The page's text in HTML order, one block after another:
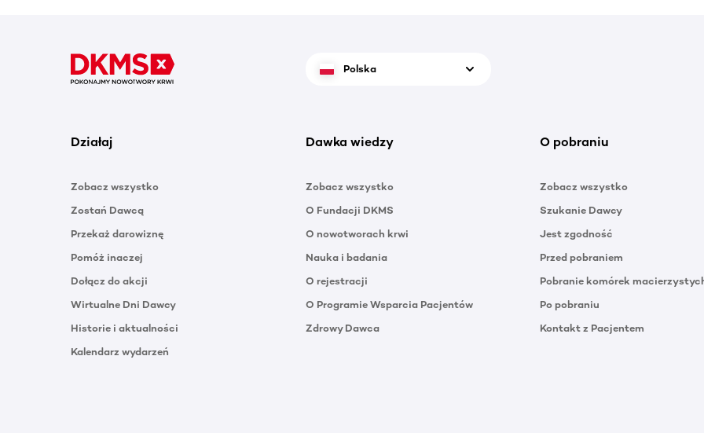
Polska
Działaj
Zobacz wszystko
Zostań Dawcą
Przekaż darowiznę
Pomóż inaczej
Dołącz do akcji
Wirtualne Dni Dawcy
Historie i aktualności
Kalendarz wydarzeń
Dawka wiedzy
Zobacz wszystko
O Fundacji DKMS
O nowotworach krwi
Nauka i badania
O rejestracji
O Programie Wsparcia Pacjentów
Zdrowy Dawca
O pobraniu
Zobacz wszystko
Szukanie Dawcy
Jest zgodność
Przed pobraniem
Pobranie komórek
Po pobraniu
Kontakt z Pacjentem